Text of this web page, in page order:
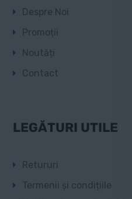
Despre Noi
Promoții
Noutăți
Contact
LEGĂTURI UTILE
Retururi
Termenii și condițiile